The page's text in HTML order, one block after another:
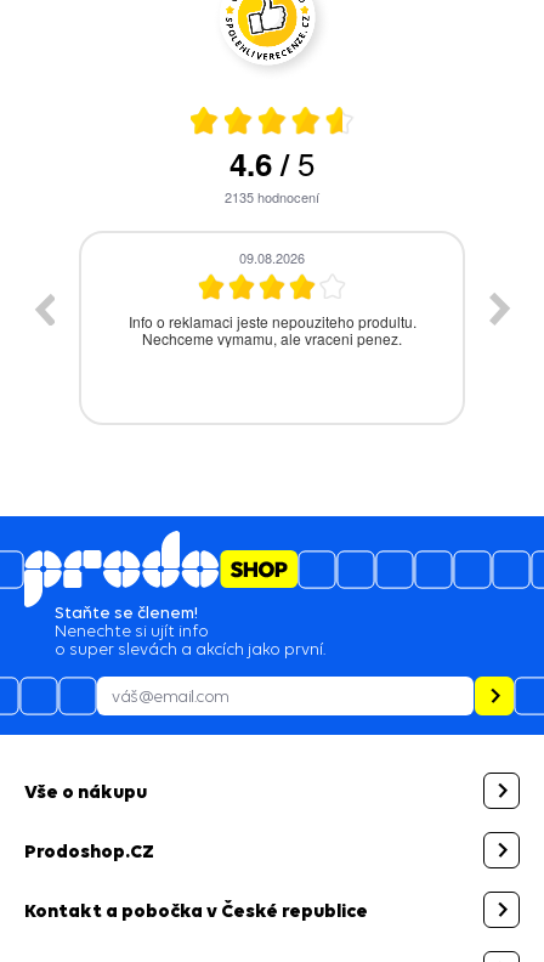
4.6/5
2135hodnocení
08.08.2026
V pořádku všechny filtry
Staňte se členem!
Nenechte si ujít info
o super slevách a akcích jako první.
Vše o nákupu
Prodoshop.CZ
Kontakt a pobočka v České republice